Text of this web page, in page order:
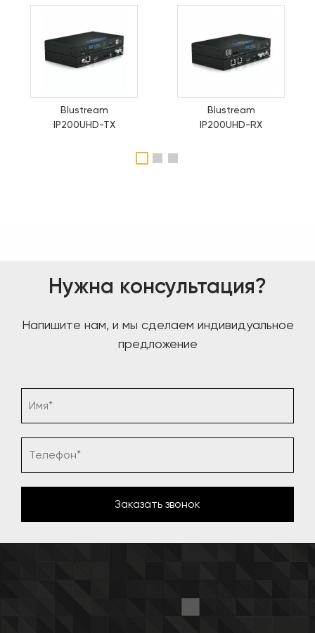
Blustream
IP200UHD-TX
Blustream
IP200UHD-RX
1 2 3
Нужна консультация?
Напишите нам, и мы сделаем индивидуальное
предложение